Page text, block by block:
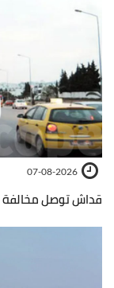
07-08-2026
قداش توصل مخالفة